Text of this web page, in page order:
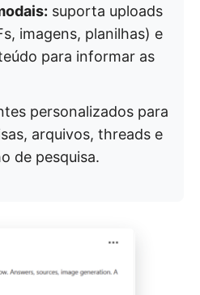
suporta uploads
imagens, planilhas) e
para informar as
personalizados para
arquivos, threads e
de pesquisa.